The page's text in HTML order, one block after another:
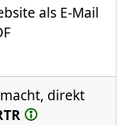
als E-Mail
direkt